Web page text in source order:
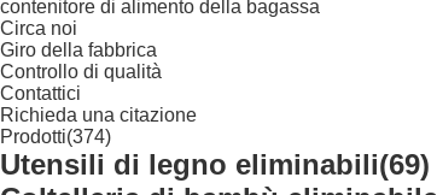
contenitore di alimento della bagassa
Circa noi
Giro della fabbrica
Controllo di qualità
Contattici
Richieda una citazione
Prodotti(374)
Utensili di legno eliminabili(69)